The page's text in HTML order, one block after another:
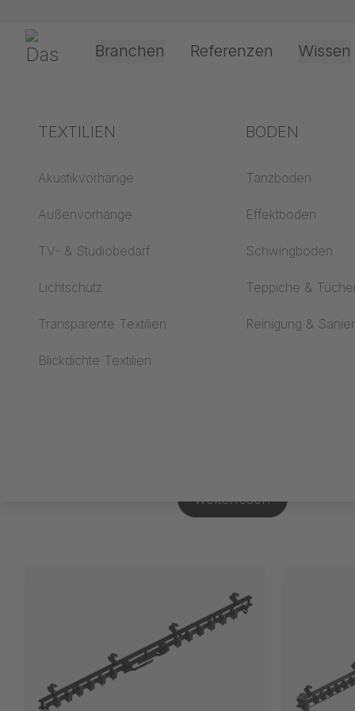
Gerriets Branchen
Theater & Kultur
Event &
Referenzen Wissen
Begriffserklärungen
Akustik ABC
Boden ABC
Projektionsfolien ABC
Projektionstextilien
Verarbeitung &
TEXTILIEN
Akustikvorhänge
Außenvorhänge
TV- & Studiobedarf
Lichtschutz
Transparente Textilien
Blickdichte Textilien
BODEN
Tanzboden
Effektboden
Schwingboden
Teppiche &
Reinigung &
KING
Der
KING ist ein
ausbaufähig ist.
schnellen Auf- und
verfügt über eine
oder geschraubt
weiterlesen